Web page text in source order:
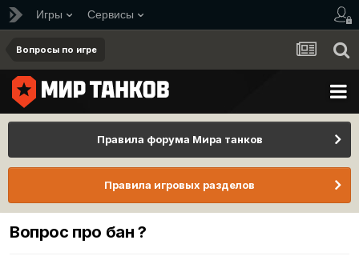
Игры Сервисы
Вопросы по игре
Правила форума Мира танков
Правила игровых разделов
Вопрос про бан ?